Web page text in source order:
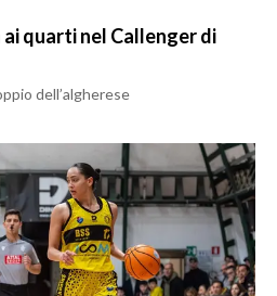
quarti nel Callenger di
dell’algherese